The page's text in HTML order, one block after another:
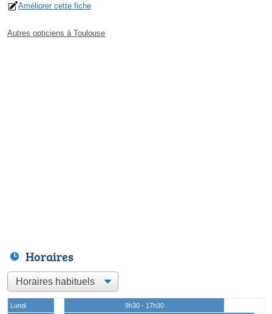
Améliorer cette fiche
Autres opticiens à Toulouse
Horaires
Lundi
9h30 - 17h30